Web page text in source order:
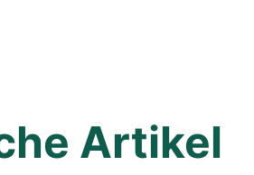
Artikel